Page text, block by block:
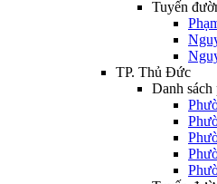
Tuyến
TP. Thủ Đức
Danh